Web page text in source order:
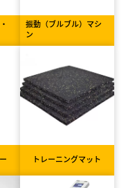
振動（ブルブル）マシ
ン
トレーニングマット